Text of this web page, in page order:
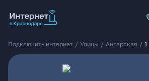
Подключить интернет / Улицы / Ангарская / 1